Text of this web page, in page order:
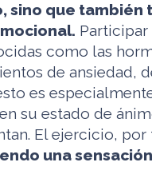
sino que también
Participar
como las
de ansiedad,
es
su estado de
El ejercicio, por
una